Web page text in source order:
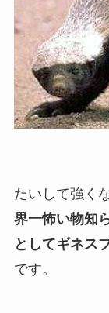
たいして強く
界一怖い物知
としてギネス
です。